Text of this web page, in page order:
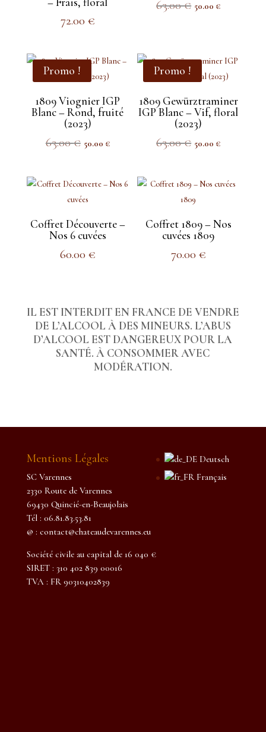
72.00 €
63.00€ Le
63.00 €.
50.00 €Le
50.00 €.
Promo !
1809 Viognier IGP
Blanc – Rond, fruité
(2023)
63.00€ Le
était :
63.00 €.
50.00 €Le
est :
Promo !
1809 Gewürztraminer
IGP Blanc – Vif, floral
(2023)
63.00€ Le
était :
63.00 €.
50.00 €Le
est :
Coffret Découverte –
Nos 6 cuvées
60.00 €
Coffret 1809 – Nos
cuvées 1809
70.00 €
IL EST INTERDIT EN FRANCE DE VENDRE
DE L’ALCOOL À DES MINEURS. L’ABUS
D’ALCOOL EST DANGEREUX POUR LA
SANTÉ. À CONSOMMER AVEC
MODÉRATION.
Mentions Légales
SC Varennes
2330 Route de Varennes
69430 Quincié-en-Beaujolais
Tél : 06.81.83.53.81
@ : contact@chateaudevarennes.eu
Société civile au capital de 16 040 €
SIRET : 310 402 839 00016
TVA : FR 90310402839
Deutsch
Français